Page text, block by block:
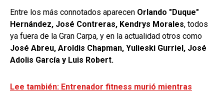
Entre los más connotados aparecen Orlando "Duque"
Hernández, José Contreras, Kendrys Morales, todos
ya fuera de la Gran Carpa, y en la actualidad otros como
José Abreu, Aroldis Chapman, Yulieski Gurriel, José
Adolis García y Luis Robert.
Lee también: Entrenador fitness murió mientras